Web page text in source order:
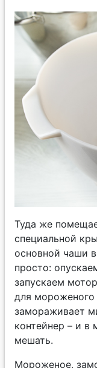
Туда же
специальной
основной чаши
просто:
запускаем
для мороженого
замораживает
контейнер – и в
мешать.
Мороженое,